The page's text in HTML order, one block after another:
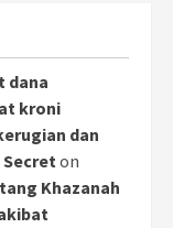
dana
kroni
dan
on
Khazanah